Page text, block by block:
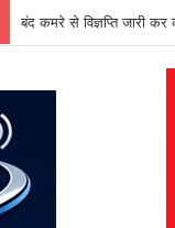
बंद कमरे से विज्ञप्ति जारी कर